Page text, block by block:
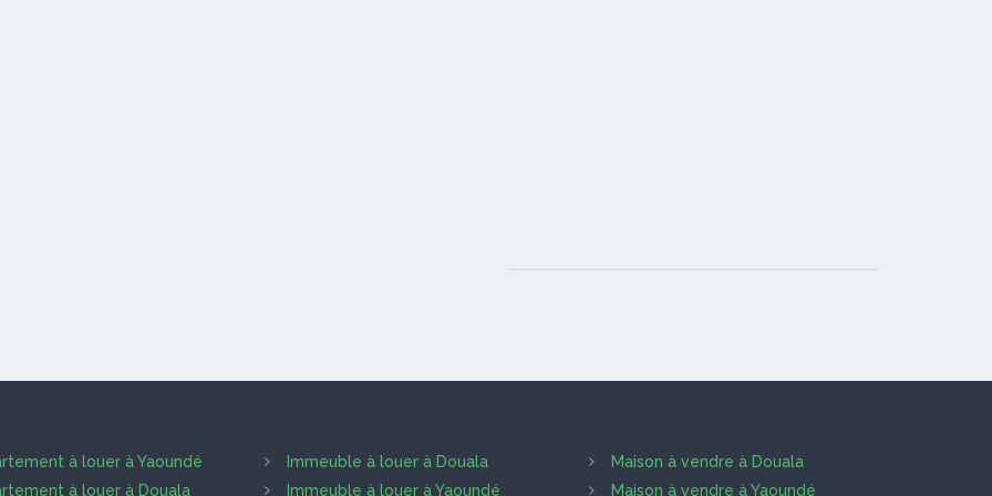
à louer à Yaoundé
à louer à Douala
Immeuble à louer à Douala
Immeuble à louer à Yaoundé
Maison à vendre à Douala
Maison à vendre à Yaoundé